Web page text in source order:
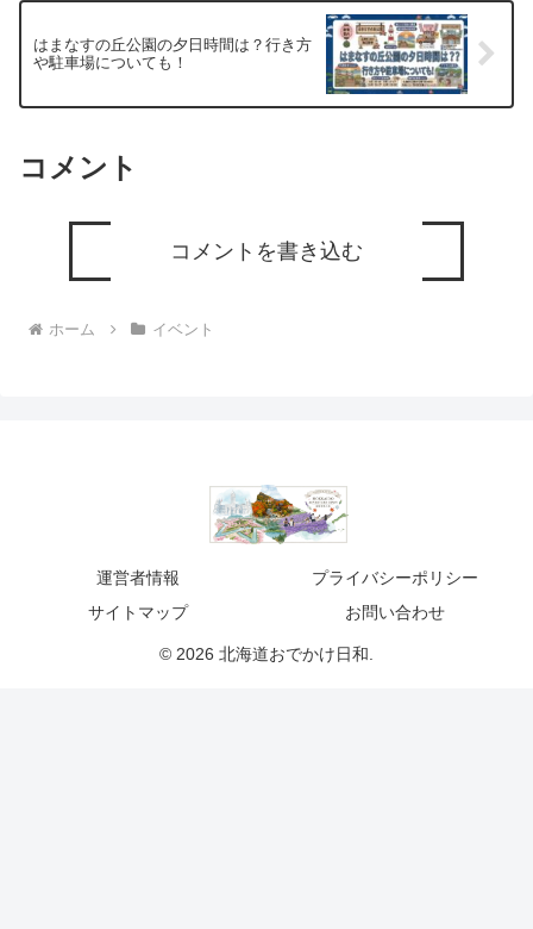
はまなすの丘公園の夕日時間は？行き方
や駐車場についても！
コメント
コメントを書き込む
ホーム イベント
運営者情報
プライバシーポリシー
サイトマップ
お問い合わせ
© 2026 北海道おでかけ日和.